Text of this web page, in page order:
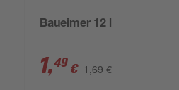
Baueimer 12 l
1,49 € 1,69 €